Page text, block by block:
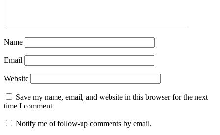
Name
Email
Website
Save my name, email, and website in this browser for the next
time I comment.
Notify me of follow-up comments by email.